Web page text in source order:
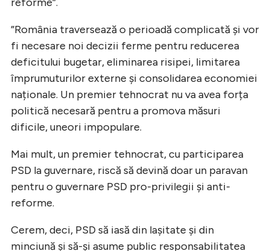
”România traversează o perioadă complicată și vor
fi necesare noi decizii ferme pentru reducerea
deficitului bugetar, eliminarea risipei, limitarea
împrumuturilor externe și consolidarea economiei
naționale. Un premier tehnocrat nu va avea forța
politică necesară pentru a promova măsuri
dificile, uneori impopulare.
Mai mult, un premier tehnocrat, cu participarea
PSD la guvernare, riscă să devină doar un paravan
pentru o guvernare PSD pro-privilegii și anti-
reforme.
Cerem, deci, PSD să iasă din lașitate și din
minciună și să-și asume public responsabilitatea